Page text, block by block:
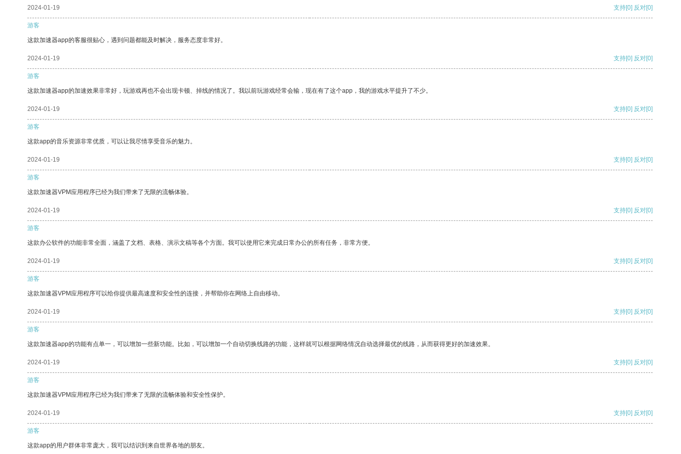
2024-01-19 支持[0] 反对[0]
游客
这款加速器app的客服很贴心，遇到问题都能及时解决，服务态度非常好。
2024-01-19 支持[0] 反对[0]
游客
这款加速器app的加速效果非常好，玩游戏再也不会出现卡顿、掉线的情况了。我以前玩游戏经常会输，现在有了这个app，我的游戏水平提升了不少。
2024-01-19 支持[0] 反对[0]
游客
这款app的音乐资源非常优质，可以让我尽情享受音乐的魅力。
2024-01-19 支持[0] 反对[0]
游客
这款加速器VPM应用程序已经为我们带来了无限的流畅体验。
2024-01-19 支持[0] 反对[0]
游客
这款办公软件的功能非常全面，涵盖了文档、表格、演示文稿等各个方面。我可以使用它来完成日常办公的所有任务，非常方便。
2024-01-19 支持[0] 反对[0]
游客
这款加速器VPM应用程序可以给你提供最高速度和安全性的连接，并帮助你在网络上自由移动。
2024-01-19 支持[0] 反对[0]
游客
这款加速器app的功能有点单一，可以增加一些新功能。比如，可以增加一个自动切换线路的功能，这样就可以根据网络情况自动选择最优的线路，从而获得更好的加速效果。
2024-01-19 支持[0] 反对[0]
游客
这款加速器VPM应用程序已经为我们带来了无限的流畅体验和安全性保护。
2024-01-19 支持[0] 反对[0]
游客
这款app的用户群体非常庞大，我可以结识到来自世界各地的朋友。